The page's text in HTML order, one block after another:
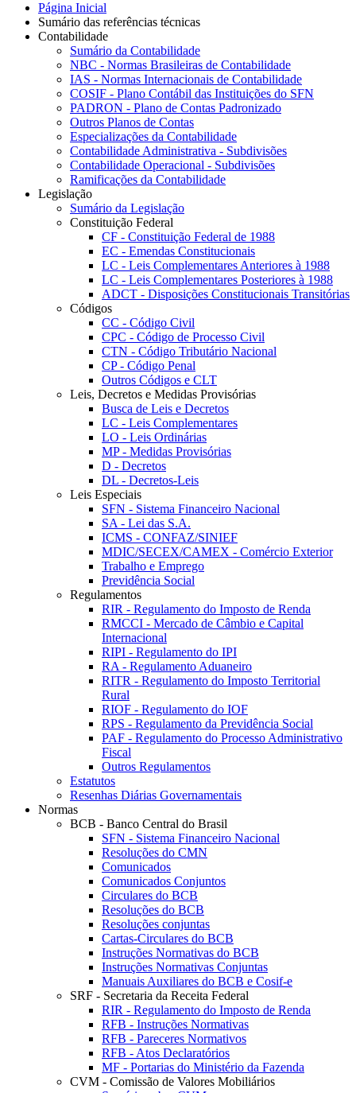
Página Inicial
Sumário das referências técnicas
Contabilidade
Sumário da Contabilidade
NBC - Normas Brasileiras de Contabilidade
IAS - Normas Internacionais de Contabilidade
COSIF - Plano Contábil das Instituições do SFN
PADRON - Plano de Contas Padronizado
Outros Planos de Contas
Especializações da Contabilidade
Contabilidade Administrativa - Subdivisões
Contabilidade Operacional - Subdivisões
Ramificações da Contabilidade
Legislação
Sumário da Legislação
Constituição Federal
CF - Constituição Federal de 1988
EC - Emendas Constitucionais
LC - Leis Complementares Anteriores à 1988
LC - Leis Complementares Posteriores à 1988
ADCT - Disposições Constitucionais Transitórias
Códigos
CC - Código Civil
CPC - Código de Processo Civil
CTN - Código Tributário Nacional
CP - Código Penal
Outros Códigos e CLT
Leis, Decretos e Medidas Provisórias
Busca de Leis e Decretos
LC - Leis Complementares
LO - Leis Ordinárias
MP - Medidas Provisórias
D - Decretos
DL - Decretos-Leis
Leis Especiais
SFN - Sistema Financeiro Nacional
SA - Lei das S.A.
ICMS - CONFAZ/SINIEF
MDIC/SECEX/CAMEX - Comércio Exterior
Trabalho e Emprego
Previdência Social
Regulamentos
RIR - Regulamento do Imposto de Renda
RMCCI - Mercado de Câmbio e Capital
Internacional
RIPI - Regulamento do IPI
RA - Regulamento Aduaneiro
RITR - Regulamento do Imposto Territorial
Rural
RIOF - Regulamento do IOF
RPS - Regulamento da Previdência Social
PAF - Regulamento do Processo Administrativo
Fiscal
Outros Regulamentos
Estatutos
Resenhas Diárias Governamentais
Normas
BCB - Banco Central do Brasil
SFN - Sistema Financeiro Nacional
Resoluções do CMN
Comunicados
Comunicados Conjuntos
Circulares do BCB
Resoluções do BCB
Resoluções conjuntas
Cartas-Circulares do BCB
Instruções Normativas do BCB
Instruções Normativas Conjuntas
Manuais Auxiliares do BCB e Cosif-e
SRF - Secretaria da Receita Federal
RIR - Regulamento do Imposto de Renda
RFB - Instruções Normativas
RFB - Pareceres Normativos
RFB - Atos Declaratórios
MF - Portarias do Ministério da Fazenda
CVM - Comissão de Valores Mobiliários